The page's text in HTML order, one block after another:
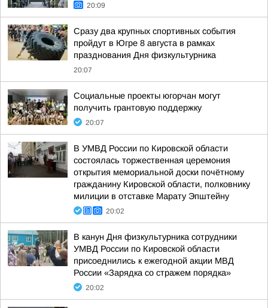
20:09
Сразу два крупных спортивных события
пройдут в Югре 8 августа в рамках
празднования Дня физкультурника
20:07
Социальные проекты югорчан могут
получить грантовую поддержку
20:07
В УМВД России по Кировской области
состоялась торжественная церемония
открытия мемориальной доски почётному
гражданину Кировской области, полковнику
милиции в отставке Марату Эпштейну
20:02
В канун Дня физкультурника сотрудники
УМВД России по Кировской области
присоеднились к ежегодной акции МВД
России «Зарядка со стражем порядка»
20:02